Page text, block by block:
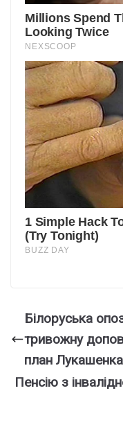
Білоpуська
тривожну
план Лукaшенка
Пенсію з